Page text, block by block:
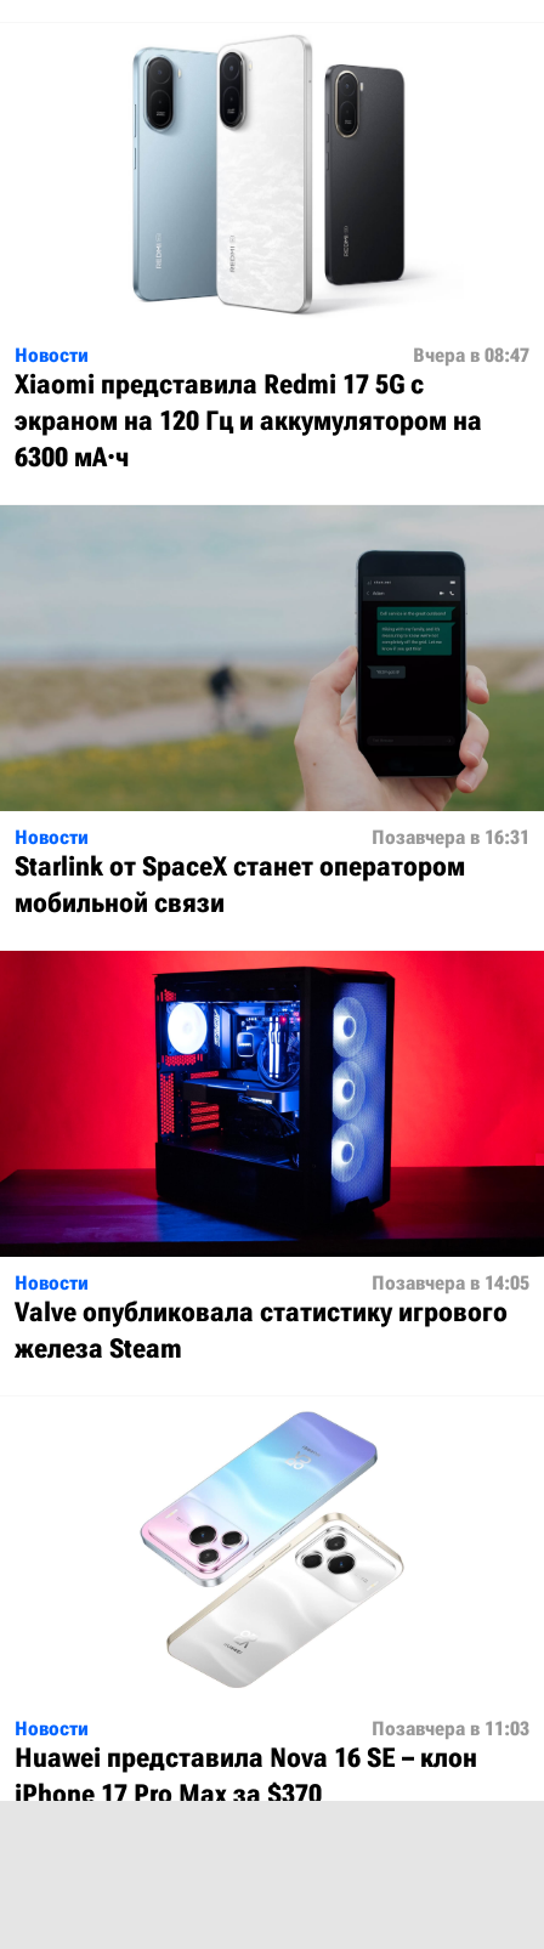
Новости Вчера в 08:47
Xiaomi представила Redmi 17 5G с
экраном на 120 Гц и аккумулятором на
6300 мА·ч
Новости Позавчера в 16:31
Starlink от SpaceX станет оператором
мобильной связи
Новости Позавчера в 14:05
Valve опубликовала статистику игрового
железа Steam
Новости Позавчера в 11:03
Huawei представила Nova 16 SE – клон
iPhone 17 Pro Max за $370